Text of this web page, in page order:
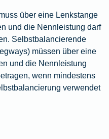
über eine Lenkstange
und die Nennleistung darf
Selbstbalancierende
müssen über eine
und die Nennleistung
wenn mindestens
verwendet